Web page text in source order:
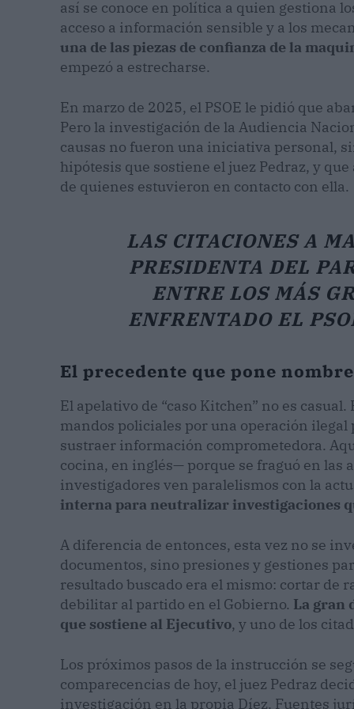
así se conoce en política a quien gestiona
acceso a información sensible y a los
una de las piezas de confianza de la
empezó a estrecharse.
En marzo de 2025, el PSOE le pidió que
Pero la investigación de la Audiencia
causas no fueron una iniciativa personal,
hipótesis que sostiene el juez Pedraz, y
de quienes estuvieron en contacto con ella.
LAS CITACIONES A
PRESIDENTA DEL
ENTRE LOS MÁS
ENFRENTADO EL
El precedente que pone
El apelativo de “caso Kitchen” no es
mandos policiales por una operación ilegal
sustraer información comprometedora.
cocina, en inglés— porque se fraguó en
investigadores ven paralelismos con la
interna para neutralizar investigaciones
A diferencia de entonces, esta vez no se
documentos, sino presiones y gestiones
resultado buscado era el mismo: cortar
debilitar al partido en el Gobierno. La gran
que sostiene al Ejecutivo, y uno de los
Los próximos pasos de la instrucción se
comparecencias de hoy, el juez Pedraz
investigación en la propia Díez. Fuentes